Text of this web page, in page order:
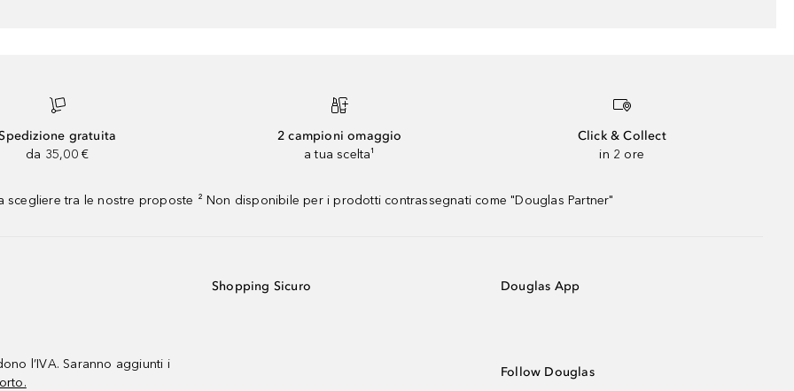
gratuita
da 35,00 €
2 campioni omaggio
a tua scelta¹
Click & Collect
in 2 ore
tra le nostre proposte ² Non disponibile per i prodotti contrassegnati come "Douglas Partner"
l’IVA. Saranno aggiunti i
Shopping Sicuro Douglas App
Follow Douglas